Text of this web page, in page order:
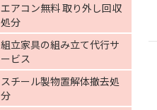
エアコン無料 取り外し回収
処分
組立家具の組み立て代行サ
ービス
スチール製物置解体撤去処
分